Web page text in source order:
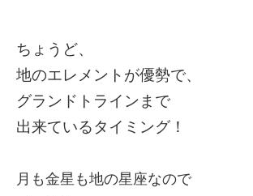
ちょうど、
地のエレメントが優勢で、
グランドトラインまで
出来ているタイミング！
月も金星も地の星座なので